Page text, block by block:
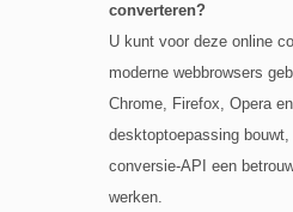
converteren?
U kunt voor deze online
moderne webbrowsers
Chrome, Firefox, Opera
desktoptoepassing
conversie-API een
werken.